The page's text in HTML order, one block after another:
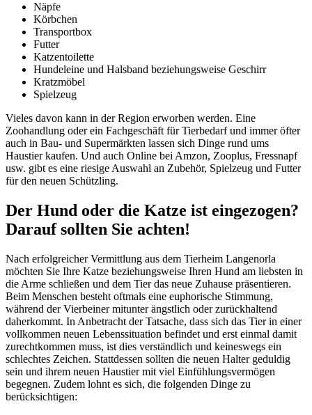
Näpfe
Körbchen
Transportbox
Futter
Katzentoilette
Hundeleine und Halsband beziehungsweise Geschirr
Kratzmöbel
Spielzeug
Vieles davon kann in der Region erworben werden. Eine
Zoohandlung oder ein Fachgeschäft für Tierbedarf und immer öfter
auch in Bau- und Supermärkten lassen sich Dinge rund ums
Haustier kaufen. Und auch Online bei Amzon, Zooplus, Fressnapf
usw. gibt es eine riesige Auswahl an Zubehör, Spielzeug und Futter
für den neuen Schützling.
Der Hund oder die Katze ist eingezogen?
Darauf sollten Sie achten!
Nach erfolgreicher Vermittlung aus dem Tierheim Langenorla
möchten Sie Ihre Katze beziehungsweise Ihren Hund am liebsten in
die Arme schließen und dem Tier das neue Zuhause präsentieren.
Beim Menschen besteht oftmals eine euphorische Stimmung,
während der Vierbeiner mitunter ängstlich oder zurückhaltend
daherkommt. In Anbetracht der Tatsache, dass sich das Tier in einer
vollkommen neuen Lebenssituation befindet und erst einmal damit
zurechtkommen muss, ist dies verständlich und keineswegs ein
schlechtes Zeichen. Stattdessen sollten die neuen Halter geduldig
sein und ihrem neuen Haustier mit viel Einfühlungsvermögen
begegnen. Zudem lohnt es sich, die folgenden Dinge zu
berücksichtigen: